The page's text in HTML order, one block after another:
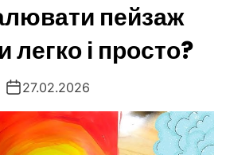
пейзаж
і просто?
27.02.2026